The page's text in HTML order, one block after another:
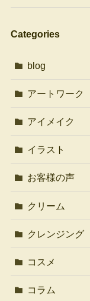
Categories
blog
アートワーク
アイメイク
イラスト
お客様の声
クリーム
クレンジング
コスメ
コラム